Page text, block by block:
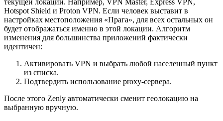
Hotspot Shield и Proton VPN. Если человек выставит в
настройках местоположения «Прага», для всех остальных он
будет отображаться именно в этой локации. Алгоритм
изменения для большинства приложений фактически
идентичен:
Активировать VPN и выбрать любой населенный пункт
из списка.
Подтвердить использование proxy-сервера.
После этого Zenly автоматически сменит геолокацию на
выбранную вручную.